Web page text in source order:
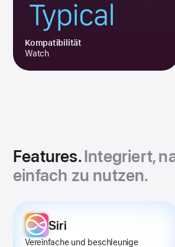
Kompa­tibilität
Watch
Features.Integriert,
einfach zu nutzen.
Features
Galerie
Siri
Verein­fache und beschleunige